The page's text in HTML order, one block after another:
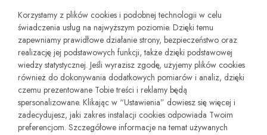
KIM JESTEŚMY?
REGULAMINY I ZWROTY
Korzystamy z plików cookies i podobnej technologii w celu
świadczenia usług na najwyższym poziomie. Dzięki temu
zapewniamy prawidłowe działanie strony, bezpieczeństwo oraz
realizację jej podstawowych funkcji, także dzięki podstawowej
wiedzy statystycznej. Jeśli wyrazisz zgodę, użyjemy plików cookies
również do dokonywania dodatkowych pomiarów i analiz, dzięki
czemu prezentowane Tobie treści i reklamy będą
spersonalizowane. Klikając w “Ustawienia” dowiesz się więcej i
zadecydujesz, jaki zakres instalacji cookies odpowiada Twoim
preferencjom. Szczegółowe informacje na temat używanych